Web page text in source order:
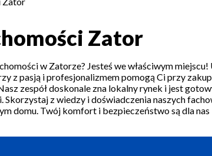
Zator
w Zatorze? Jesteś we właściwym miejscu!
z pasją i profesjonalizmem pomogą Ci przy
zespół doskonale zna lokalny rynek i jest
Skorzystaj z wiedzy i doświadczenia naszych
domu. Twój komfort i bezpieczeństwo są dla nas